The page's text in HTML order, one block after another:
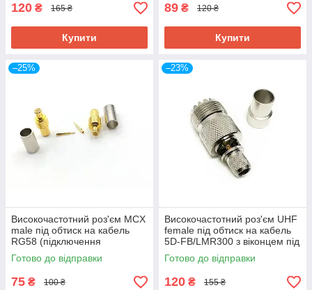
120 ₴ 165 ₴
Купити
89 ₴ 120 ₴
Купити
–25%
Високочастотний роз'єм MCX
male під обтиск на кабель
RG58 (підключення
зовнішньої антена DJI RC
PLUS Matrice 30)
Готово до відправки
75 ₴ 100 ₴
–23%
Високочастотний роз'єм UHF
female під обтиск на кабель
5D-FB/LMR300 з віконцем під
пайку, преміум якість
Готово до відправки
120 ₴ 155 ₴